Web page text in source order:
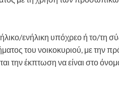
ενήλικη υπόχρεο ή το/τη
του νοικοκυριού, με την
την έκπτωση να είναι στο